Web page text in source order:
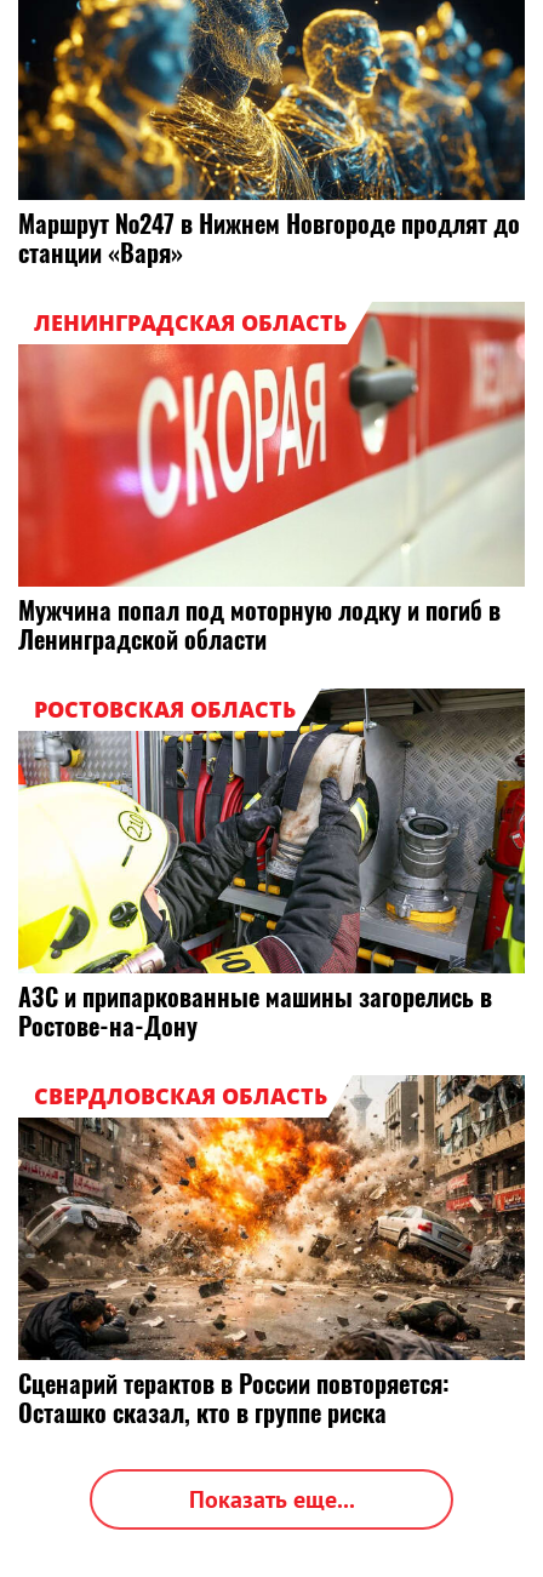
Маршрут №247 в Нижнем Новгороде продлят до
станции «Варя»
ЛЕНИНГРАДСКАЯ ОБЛАСТЬ
Мужчина попал под моторную лодку и погиб в
Ленинградской области
РОСТОВСКАЯ ОБЛАСТЬ
АЗС и припаркованные машины загорелись в
Ростове-на-Дону
СВЕРДЛОВСКАЯ ОБЛАСТЬ
Сценарий терактов в России повторяется:
Осташко сказал, кто в группе риска
Показать еще...